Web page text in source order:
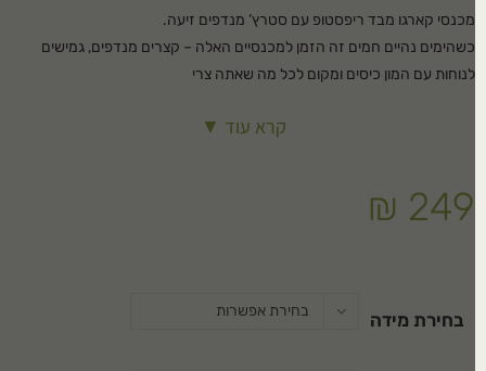
מכנסי קארגו מבד ריפסטופ עם סטרץ’ מנדפים זיעה.
כשהימים נהיים חמים זה הזמן למכנסיים האלה – קצרים מנדפים, גמישים
לנוחות עם המון כיסים ומקום לכל מה שאתה צרי
קרא עוד ▼
₪ 249
בחירת מידה בחירת אפשרות